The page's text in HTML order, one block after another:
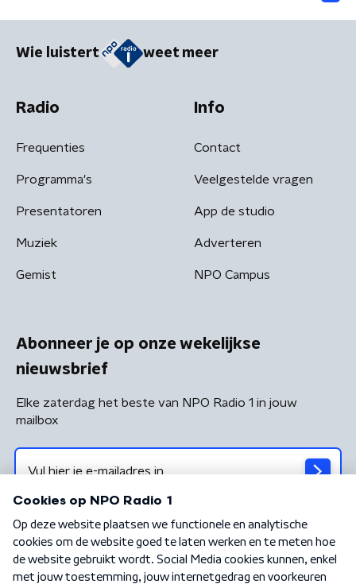
Wie luistert weet meer
Radio
Frequenties
Programma's
Presentatoren
Muziek
Gemist
Info
Contact
Veelgestelde vragen
App de studio
Adverteren
NPO Campus
Abonneer je op onze wekelijkse
nieuwsbrief
Elke zaterdag het beste van NPO Radio 1 in jouw
mailbox
Algemene voorwaarden Privacybeleid